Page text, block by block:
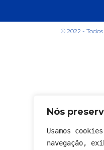
Nós
Usamos
navegação,
© 2022 -